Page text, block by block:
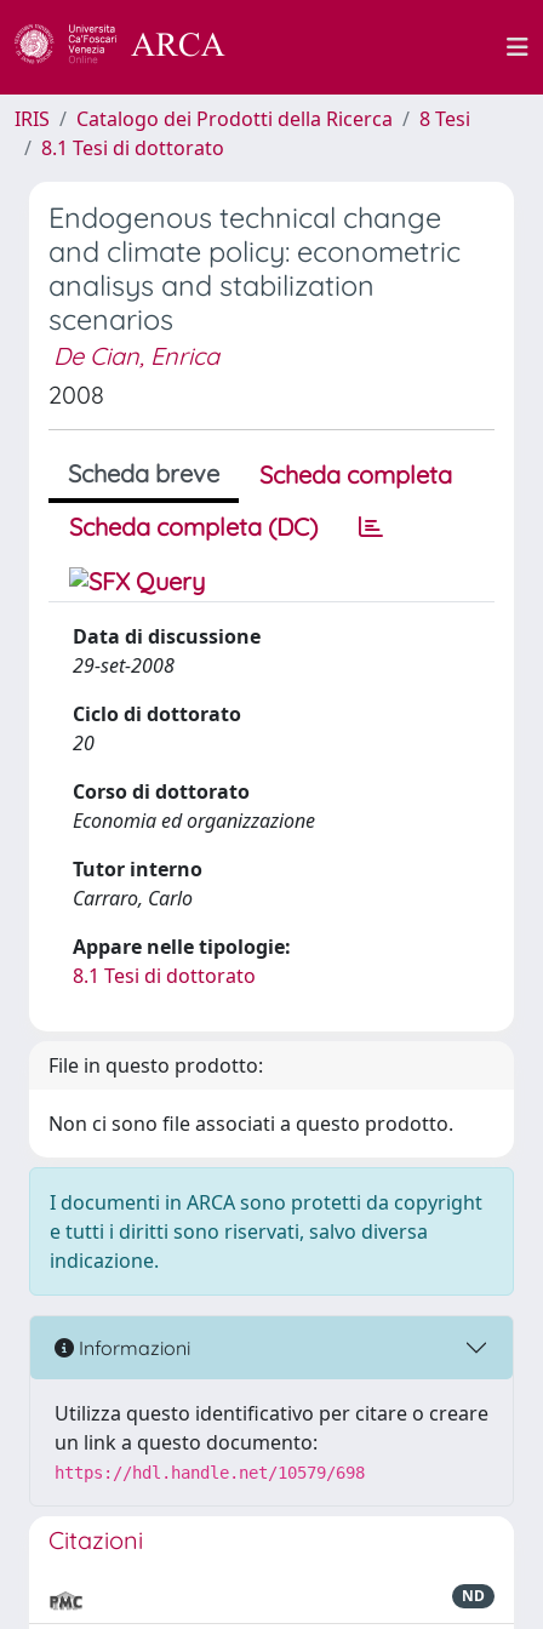
IRIS Catalogo dei Prodotti della Ricerca
8 Tesi
8.1 Tesi di dottorato
Endogenous technical change
and climate policy: econometric
analisys and stabilization
scenarios
De Cian, Enrica
2008
Scheda breve
Scheda completa
Scheda completa (DC)
Data di discussione
29-set-2008
Ciclo di dottorato
20
Corso di dottorato
Economia ed organizzazione
Tutor interno
Carraro, Carlo
Appare nelle tipologie:
8.1 Tesi di dottorato
File in questo prodotto:
Non ci sono file associati a questo prodotto.
I documenti in ARCA sono protetti da copyright
e tutti i diritti sono riservati, salvo diversa
indicazione.
Informazioni
Utilizza questo identificativo per citare o creare
un link a questo documento:
https://hdl.handle.net/10579/698
Citazioni
ND